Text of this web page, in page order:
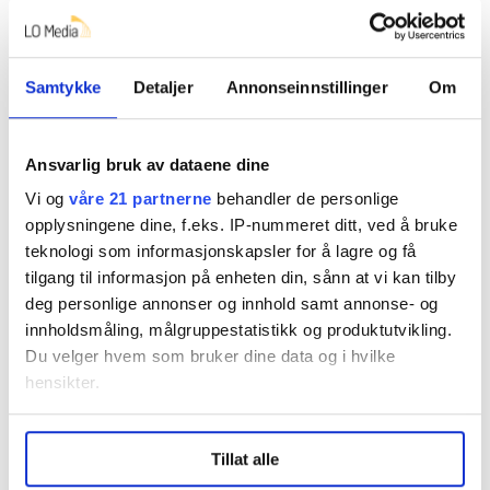
Samtykke Detaljer Annonseinnstillinger Om
Ansvarlig bruk av dataene dine
Vi og våre 21 partnerne behandler de personlige
opplysningene dine, f.eks. IP-nummeret ditt, ved å bruke
teknologi som informasjonskapsler for å lagre og få
tilgang til informasjon på enheten din, sånn at vi kan tilby
deg personlige annonser og innhold samt annonse- og
innholdsmåling, målgruppestatistikk og produktutvikling.
Du velger hvem som bruker dine data og i hvilke
hensikter.
Undermer infokan du lese om hvordan dine personlige
data behandles og hvordan du kan velge hvordan de skal
Tillat alle
avtaler mellom Nav og andre instanser.
– Fontenehuset er jo egentlig verdens beste eksempel
på hva vi kan få til når myndighetene og noe som
absolutt ikke er myndighetene, samarbeider. Fordi på
for eksempel det å gå inn på Nav-kontor eller oppsøke
helsetjenesten kan for mange mennesker være en
terskel, sier Brenna.
– Vi må sørge for at unge mennesker som er urolig for
om de vil ha en inntekt i fremtiden, og kanskje ikke er
100 prosent friske, for eksempel tidlig i 20-årene, ikke
begynner på løpet mot uføretrygd, men i stedet får en
inntektssikring som gjør at de kan komme seg
aktivitet, få erfaring, fullføre vitnemål hvis det er det
de har behov for, men også komme seg jobb.